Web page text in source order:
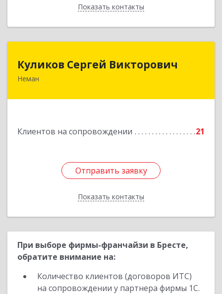
Показать контакты
Назад
Куликов Сергей Викторович
Неман
Клиентов на сопровождении 21
Отправить заявку
Показать контакты
Куликов Сергей Викторович
Отправить заявку
Назад
При выборе фирмы-франчайзи в Бресте,
обратите внимание на:
Количество клиентов (договоров ИТС)
на сопровождении у партнера фирмы 1С.